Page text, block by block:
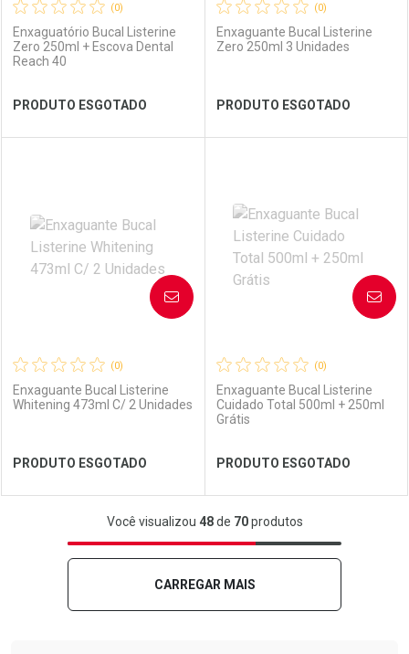
Ver Desconto Convênio Ver Desconto Convênio
(0)
Enxaguatório Bucal Listerine
Zero 250ml + Escova Dental
Reach 40
PRODUTO ESGOTADO
Laboratório
Ver Desconto Convênio
Por Menos
(0)
Enxaguante Bucal Listerine
Zero 250ml 3 Unidades
PRODUTO ESGOTADO
Laboratório
Ver Desconto Convênio
Por Menos
(0)
Enxaguante Bucal Listerine
Whitening 473ml C/ 2 Unidades
PRODUTO ESGOTADO
AVISE-ME
FECHAR
FECHAR
(0)
Enxaguante Bucal Listerine
Cuidado Total 500ml + 250ml
Grátis
PRODUTO ESGOTADO
AVISE-ME
Você visualizou 48de 70produtos
CARREGAR MAIS